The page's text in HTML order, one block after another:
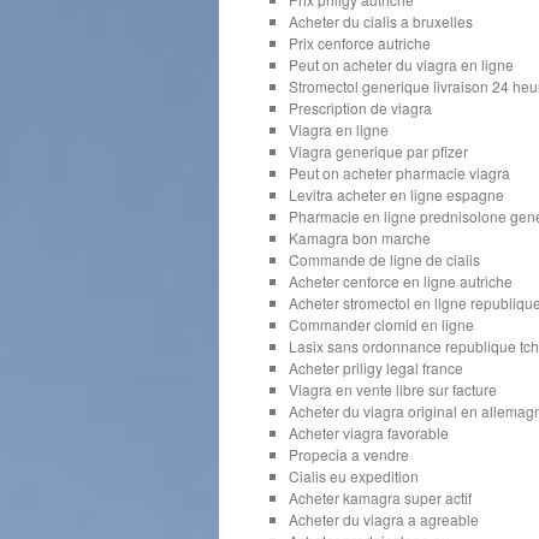
Acheter du cialis a bruxelles
Prix cenforce autriche
Peut on acheter du viagra en ligne
Stromectol generique livraison 24
Prescription de viagra
Viagra en ligne
Viagra generique par pfizer
Peut on acheter pharmacie viagra
Levitra acheter en ligne espagne
Pharmacie en ligne prednisolone
Kamagra bon marche
Commande de ligne de cialis
Acheter cenforce en ligne autriche
Acheter stromectol en ligne
Commander clomid en ligne
Lasix sans ordonnance republique
Acheter priligy legal france
Viagra en vente libre sur facture
Acheter du viagra original en
Acheter viagra favorable
Propecia a vendre
Cialis eu expedition
Acheter kamagra super actif
Acheter du viagra a agreable